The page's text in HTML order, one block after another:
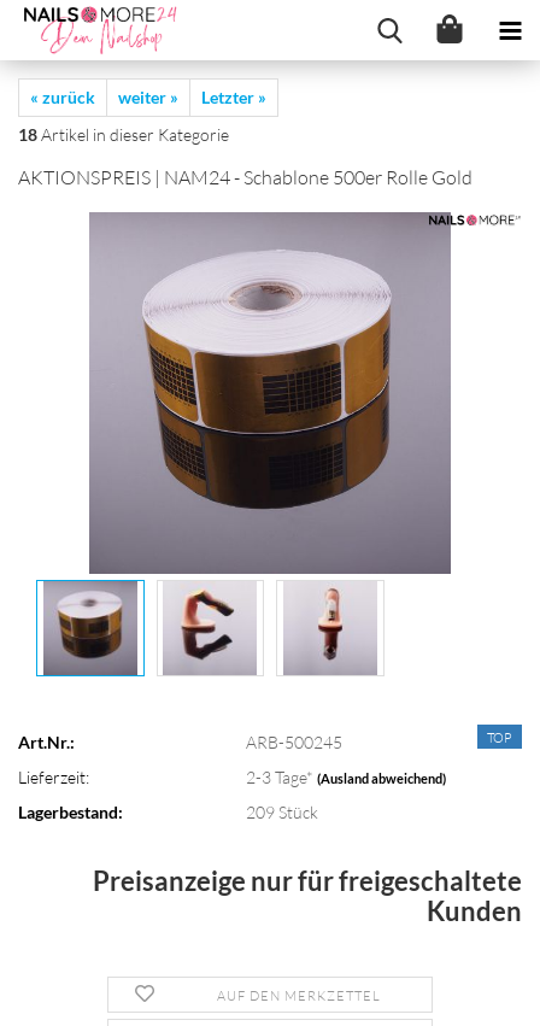
« zurück weiter »
Letzter »
18Artikel in dieser Kategorie
AK­TI­ONS­PREIS | NAM24 - Scha­blo­ne 500er Rolle Gold
TOP
Art.Nr.:
ARB-500245
Lieferzeit:
2-3 Tage*(Ausland abweichend)
Lagerbestand: 209Stück
Preisanzeige nur für freigeschaltete
Kunden
AUF DEN MERKZETTEL